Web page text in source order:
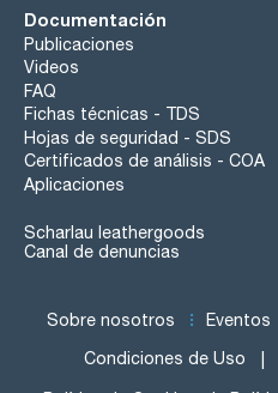
Documentación
Publicaciones
Videos
FAQ
Fichas técnicas - TDS
Hojas de seguridad - SDS
Certificados de análisis - COA
Aplicaciones
Scharlau leathergoods
Canal de denuncias
Sobre nosotros Eventos
Condiciones de Uso